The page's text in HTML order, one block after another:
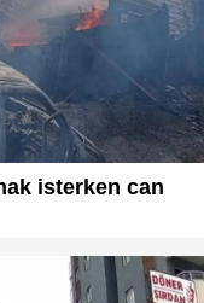
isterken can